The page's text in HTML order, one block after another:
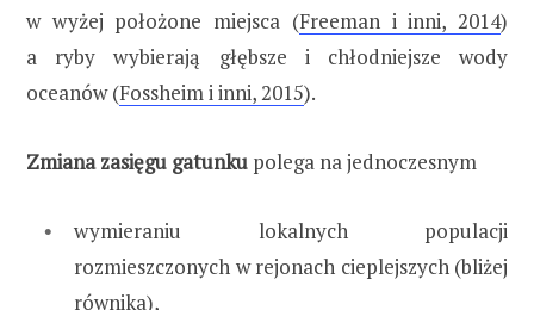
w wyżej położone miejsca (Freeman i inni, 2014)
a ryby wybierają głębsze i chłodniejsze wody
oceanów (Fossheim i inni, 2015).
Zmiana zasięgu gatunku polega na jednoczesnym
wymieraniu lokalnych populacji
rozmieszczonych w rejonach cieplejszych (bliżej
równika),